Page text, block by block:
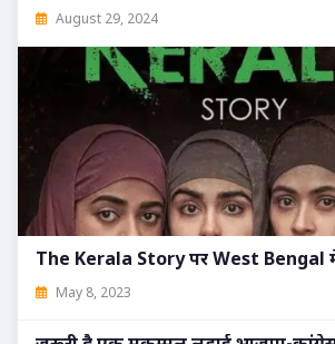
August 29, 2024
The Kerala Story पर West Bengal
May 8, 2023